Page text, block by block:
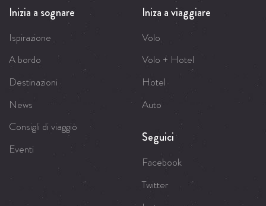
Inizia a sognare
Ispirazione
A bordo
Destinazioni
News
Consigli di viaggio
Eventi
Iniza a viaggiare
Volo
Volo + Hotel
Hotel
Auto
Seguici
Facebook
Twitter